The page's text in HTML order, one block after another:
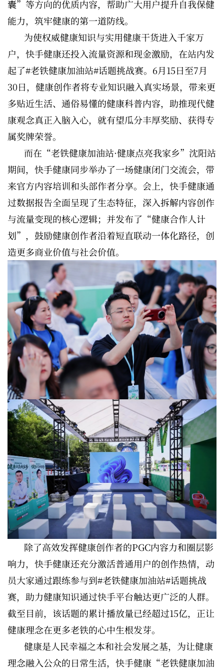
囊”等方向的优质内容，帮助广大用户提升自我保健
能力，筑牢健康的第一道防线。
为使权威健康知识与实用健康干货进入千家万
户，快手健康还投入流量资源和现金激励，在站内发
起了#老铁健康加油站#话题挑战赛。6月15日至7月
30日，健康创作者将专业知识融入真实场景，带来更
多贴近生活、通俗易懂的健康科普内容，助推现代健
康观念真正入脑入心，就有望瓜分丰厚奖励、获得专
属奖牌荣誉。
而在“老铁健康加油站·健康点亮我家乡”沈阳站
期间，快手健康同步举办了一场健康闭门交流会，带
来官方内容培训和头部作者分享。会上，快手健康通
过数据报告全面呈现了生态特征，深入拆解内容创作
与流量变现的核心逻辑；并发布了“健康合作人计
划”，鼓励健康创作者沿着短直联动一体化路径，创
造更多商业价值与社会价值。
除了高效发挥健康创作者的PGC内容力和圈层影
响力，快手健康还充分激活普通用户的创作热情，动
员大家通过跟练参与到#老铁健康加油站#话题挑战
赛，助力健康知识通过快手平台触达更广泛的人群。
截至目前，该话题的累计播放量已经超过15亿，正让
健康理念在更多老铁的心中生根发芽。
健康是人民幸福之本和社会发展之基，为让健康
理念融入公众的日常生活，快手健康“老铁健康加油